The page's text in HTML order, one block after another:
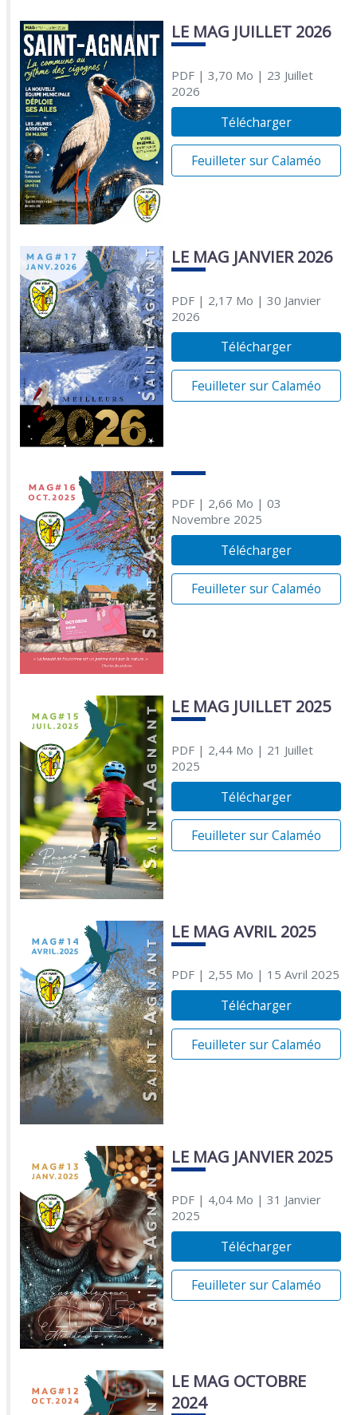
LE MAG JUILLET 2026
PDF| 3,70 Mo | 23 Juillet
2026
Télécharger
Feuilleter sur Calaméo
LE MAG JANVIER 2026
PDF| 2,17 Mo | 30 Janvier
2026
Télécharger
Feuilleter sur Calaméo
PDF| 2,66 Mo | 03
Novembre 2025
Télécharger
Feuilleter sur Calaméo
LE MAG JUILLET 2025
PDF| 2,44 Mo | 21 Juillet
2025
Télécharger
Feuilleter sur Calaméo
LE MAG AVRIL 2025
PDF| 2,55 Mo | 15 Avril 2025
Télécharger
Feuilleter sur Calaméo
LE MAG JANVIER 2025
PDF| 4,04 Mo | 31 Janvier
2025
Télécharger
Feuilleter sur Calaméo
LE MAG OCTOBRE
2024